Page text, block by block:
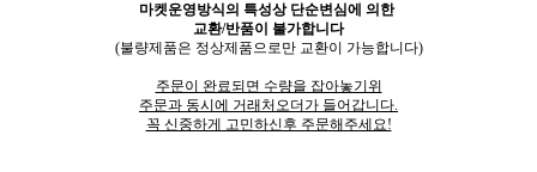
마켓운영방식의 특성상 단순변심에 의한
교환/반품이 불가합니다
(불량제품은 정상제품으로만 교환이 가능합니다)
주문이 완료되면 수량을 잡아놓기위
주문과 동시에 거래처오더가 들어갑니다.
꼭 신중하게 고민하신후 주문해주세요!